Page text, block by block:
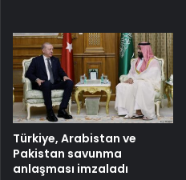
Türkiye, Arabistan ve
Pakistan savunma
anlaşması imzaladı